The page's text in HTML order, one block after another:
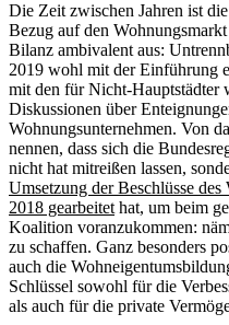
Die Zeit zwischen Jahren ist
Bezug auf den
Bilanz ambivalent aus:
2019 wohl mit der Einführung
mit den für Nicht-Hauptstädter
Diskussionen über
Wohnungsunternehmen. Von
nennen, dass sich die
nicht hat mitreißen lassen,
Umsetzung der Beschlüsse
2018 gearbeitet hat, um beim
Koalition voranzukommen:
zu schaffen. Ganz besonders
auch die
Schlüssel sowohl für die
als auch für die private